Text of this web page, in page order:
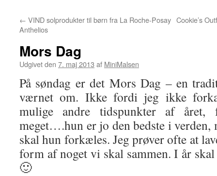
← VIND solprodukter til børn fra La Roche-Posay
Anthelios
Cookie’s
Mors Dag
Udgivet den 7. maj 2013 af MiniMalsen
På søndag er det Mors Dag – en
værnet om. Ikke fordi jeg ikke
mulige andre tidspunkter af
meget….hun er jo den bedste i verden,
skal hun forkæles. Jeg prøver ofte at
form af noget vi skal sammen. I år
🙂